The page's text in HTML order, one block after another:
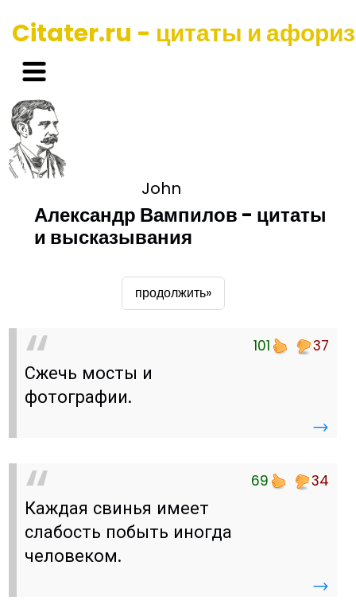
Citater.ru - цитаты и
John
Александр Вампилов - цитаты
и высказывания
продолжить»
101 37
Сжечь мосты и
фотографии.
→
69 34
Каждая свинья имеет
слабость побыть иногда
человеком.
→